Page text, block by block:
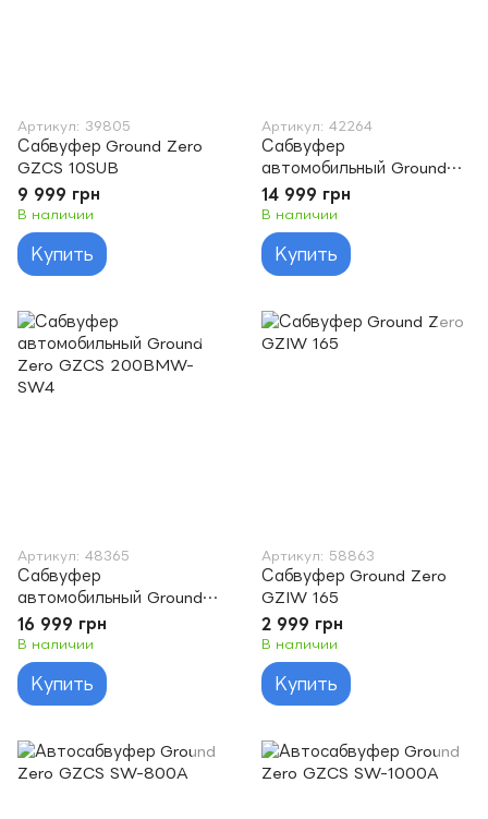
Артикул: 39805
Сабвуфер Ground Zero
GZCS 10SUB
9 999 грн
В наличии
Купить
Артикул: 42264
Сабвуфер
автомобильный Ground
Zero GZCS 10SUB-ACT
14 999 грн
В наличии
Купить
Артикул: 48365
Сабвуфер
автомобильный Ground
Zero GZCS 200BMW-
SW4
16 999 грн
В наличии
Купить
Артикул: 58863
Сабвуфер Ground Zero
GZIW 165
2 999 грн
В наличии
Купить